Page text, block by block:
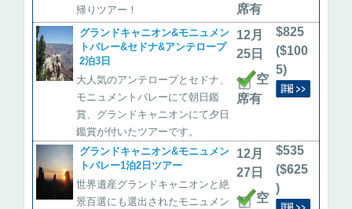
帰りツアー！
席有
グランドキャニオン&モニュメン
トバレー&セドナ&アンテロープ
2泊3日
大人気のアンテロープとセドナ、
モニュメントバレーにて朝日鑑
賞、グランドキャニオンにて夕日
鑑賞が付いたツアーです。
12月
25日
空
席有
$825
($100
5)
グランドキャニオン&モニュメン
トバレー1泊2日ツアー
世界遺産グランドキャニオンと絶
景百選にも選出されたモニュメン
12月
27日
空
$535
($625
)